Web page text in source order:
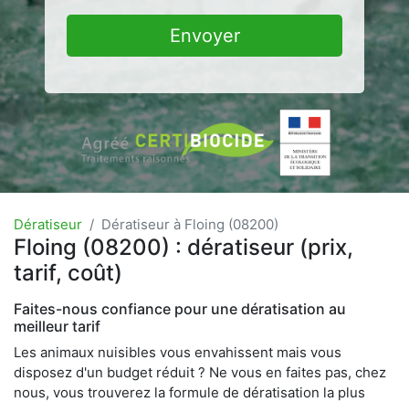
Envoyer
Dératiseur Dératiseur à Floing (08200)
Floing (08200) : dératiseur (prix,
tarif, coût)
Faites-nous confiance pour une dératisation au
meilleur tarif
Les animaux nuisibles vous envahissent mais vous
disposez d'un budget réduit ? Ne vous en faites pas, chez
nous, vous trouverez la formule de dératisation la plus